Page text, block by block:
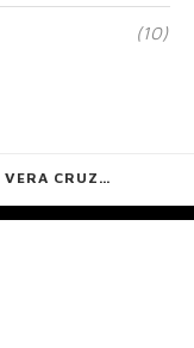
(10)
VERA CRUZ…